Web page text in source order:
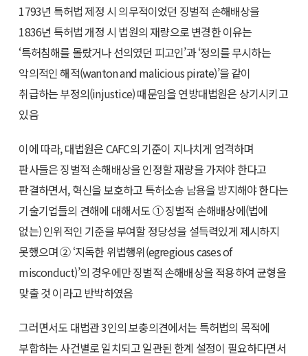
1793년 특허법 제정 시 의무적이었던 징벌적 손해배상을
1836년 특허법 개정 시 법원의 재량으로 변경한 이유는
‘특허침해를 몰랐거나 선의였던 피고인’과 ‘정의를 무시하는
악의적인 해적(wanton and malicious pirate)’을 같이
취급하는 부정의(injustice) 때문임을 연방대법원은 상기시키고
있음
이에 따라, 대법원은 CAFC의 기준이 지나치게 엄격하며
판사들은 징벌적 손해배상을 인정할 재량을 가져야 한다고
판결하면서, 혁신을 보호하고 특허소송 남용을 방지해야 한다는
기술기업들의 견해에 대해서도 ① 징벌적 손해배상에(법에
없는) 인위적인 기준을 부여할 정당성을 설득력있게 제시하지
못했으며 ② ‘지독한 위법행위(egregious cases of
misconduct)’의 경우에만 징벌적 손해배상을 적용하여 균형을
맞출 것 이라고 반박하였음
그러면서도 대법관 3인의 보충의견에서는 특허법의 목적에
부합하는 사건별로 일치되고 일관된 한계 설정이 필요하다면서